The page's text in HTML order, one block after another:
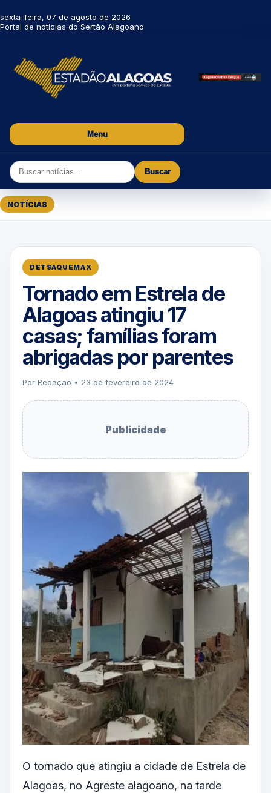
sexta-feira, 07 de agosto de 2026
Portal de notícias do Sertão Alagoano
Menu
Buscar
NOTÍCIAS
DETSAQUEMAX
Tornado em Estrela de
Alagoas atingiu 17
casas; famílias foram
abrigadas por parentes
Por Redação • 23 de fevereiro de 2024
Publicidade
O tornado que atingiu a cidade de Estrela de
Alagoas, no Agreste alagoano, na tarde